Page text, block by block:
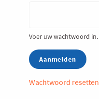
Voer uw wachtwoord in.
Wachtwoord resetten